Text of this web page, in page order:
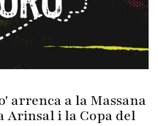
arrenca a la Massana
Arinsal i la Copa del